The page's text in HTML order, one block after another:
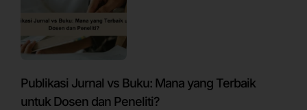
Publikasi Jurnal vs Buku: Mana yang Terbaik
untuk Dosen dan Peneliti?